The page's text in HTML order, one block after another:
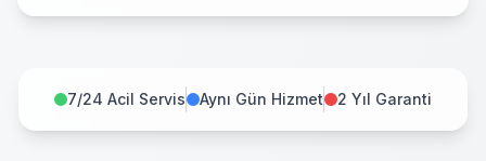
7/24 Acil Servis Aynı Gün Hizmet 2 Yıl Garanti